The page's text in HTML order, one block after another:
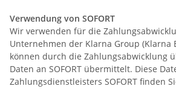
Verwendung von SOFORT
Wir verwenden für die
Unternehmen der Klarna Group (Klarna
können durch die Zahlungsabwicklung
Daten an SOFORT übermittelt. Diese
Zahlungsdienstleisters SOFORT finden